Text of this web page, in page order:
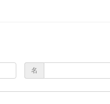
名